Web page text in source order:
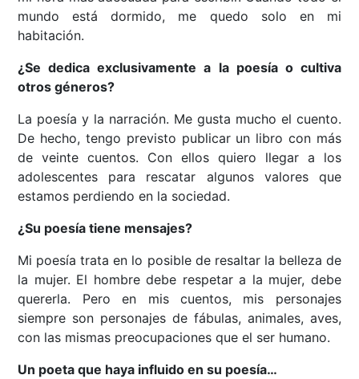
mundo está dormido, me quedo solo en mi
habitación.
¿Se dedica exclusivamente a la poesía o cultiva
otros géneros?
La poesía y la narración. Me gusta mucho el cuento.
De hecho, tengo previsto publicar un libro con más
de veinte cuentos. Con ellos quiero llegar a los
adolescentes para rescatar algunos valores que
estamos perdiendo en la sociedad.
¿Su poesía tiene mensajes?
Mi poesía trata en lo posible de resaltar la belleza de
la mujer. El hombre debe respetar a la mujer, debe
quererla. Pero en mis cuentos, mis personajes
siempre son personajes de fábulas, animales, aves,
con las mismas preocupaciones que el ser humano.
Un poeta que haya influido en su poesía…